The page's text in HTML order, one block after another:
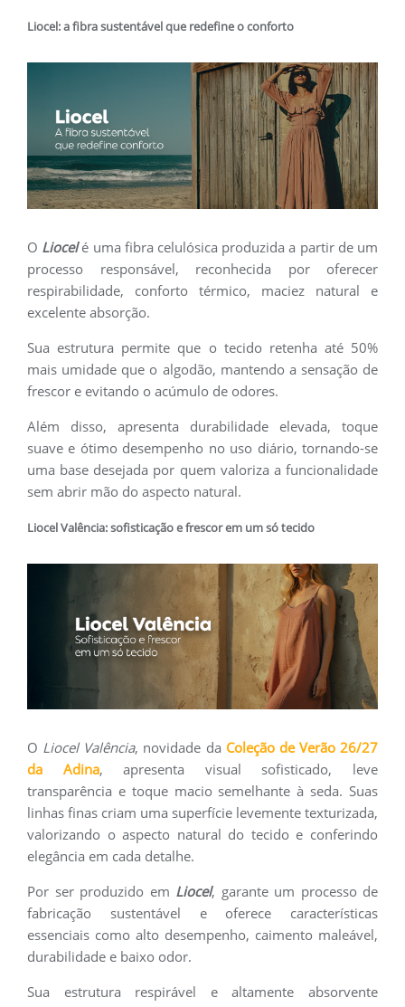
Liocel: a fibra sustentável que redefine o conforto
O Liocelé uma fibra celulósica produzida a partir de um
processo responsável, reconhecida por oferecer
respirabilidade, conforto térmico, maciez natural e
excelente absorção.
Sua estrutura permite que o tecido retenha até 50%
mais umidade que o algodão, mantendo a sensação de
frescor e evitando o acúmulo de odores.
Além disso, apresenta durabilidade elevada, toque
suave e ótimo desempenho no uso diário, tornando-se
uma base desejada por quem valoriza a funcionalidade
sem abrir mão do aspecto natural.
Liocel Valência: sofisticação e frescor em um só tecido
O Liocel Valência, novidade da Coleção de Verão 26/27
da Adina, apresenta visual sofisticado, leve
transparência e toque macio semelhante à seda. Suas
linhas finas criam uma superfície levemente texturizada,
valorizando o aspecto natural do tecido e conferindo
elegância em cada detalhe.
Por ser produzido em Liocel, garante um processo de
fabricação sustentável e oferece características
essenciais como alto desempenho, caimento maleável,
durabilidade e baixo odor.
Sua estrutura respirável e altamente absorvente